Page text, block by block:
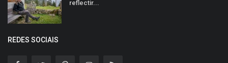
reflectir...
REDES SOCIAIS